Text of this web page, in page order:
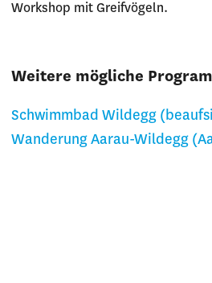
Workshop mit Greifvögeln.
Weitere mögliche
Schwimmbad Wildegg
Wanderung Aarau-Wildegg